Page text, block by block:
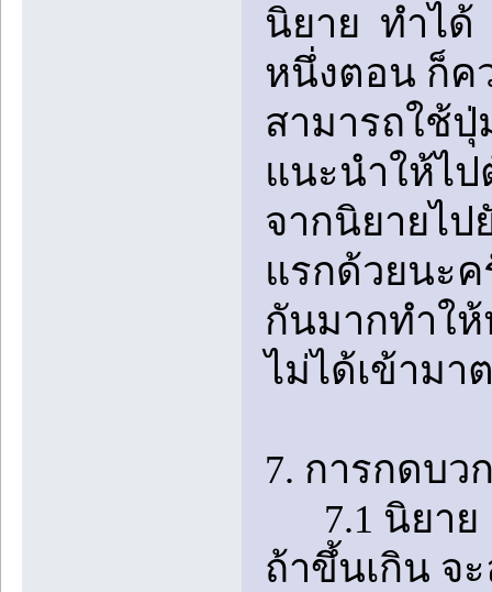
นิยาย ทำได้
หนึ่งตอน ก็ค
สามารถใช้
แนะนำให้ไ
จากนิยายไ
แรกด้วยนะ
กันมากทำใ
ไม่ได้เข้ามา
7. การกดบว
7.1 นิยาย
ถ้าขึ้นเกิน จ